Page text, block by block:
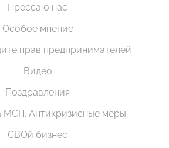
Пресса о нас
Особое мнение
прав предпринимателей
Видео
Поздравления
МСП. Антикризисные меры
СВОй бизнес